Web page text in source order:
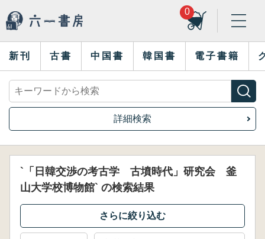
0
新刊 古書 中国書 韓国書 電子書籍
詳細検索
`「日韓交渉の考古学 古墳時代」研究会 釜
山大学校博物館` の検索結果